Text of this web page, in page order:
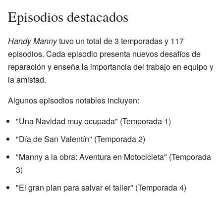
Episodios destacados
Handy Mannytuvo un total de 3 temporadas y 117
episodios. Cada episodio presenta nuevos desafíos de
reparación y enseña la importancia del trabajo en equipo y
la amistad.
Algunos episodios notables incluyen:
"Una Navidad muy ocupada" (Temporada 1)
"Día de San Valentín" (Temporada 2)
"Manny a la obra: Aventura en Motocicleta" (Temporada
3)
"El gran plan para salvar el taller" (Temporada 4)